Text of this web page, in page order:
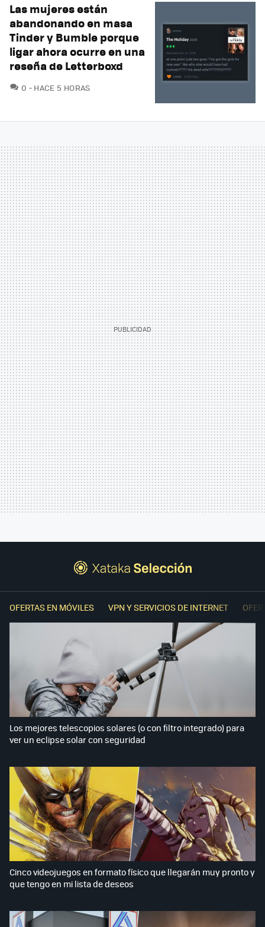
Las mujeres están
abandonando en masa
Tinder y Bumble porque
ligar ahora ocurre en una
reseña de Letterboxd
0 COMENTARIOS
HACE 5 HORAS
OFERTAS EN MÓVILES VPN Y SERVICIOS DE INTERNET
Los mejores telescopios solares (o con filtro integrado) para
ver un eclipse solar con seguridad
Cinco videojuegos en formato físico que llegarán muy pronto y
que tengo en mi lista de deseos